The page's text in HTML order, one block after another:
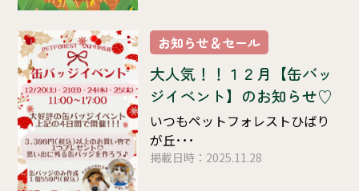
お知らせ＆セール
大人気！！１２月【缶バッ
ジイベント】のお知らせ♡
いつもペットフォレストひばり
が丘･･･
掲載日時：2025.11.28